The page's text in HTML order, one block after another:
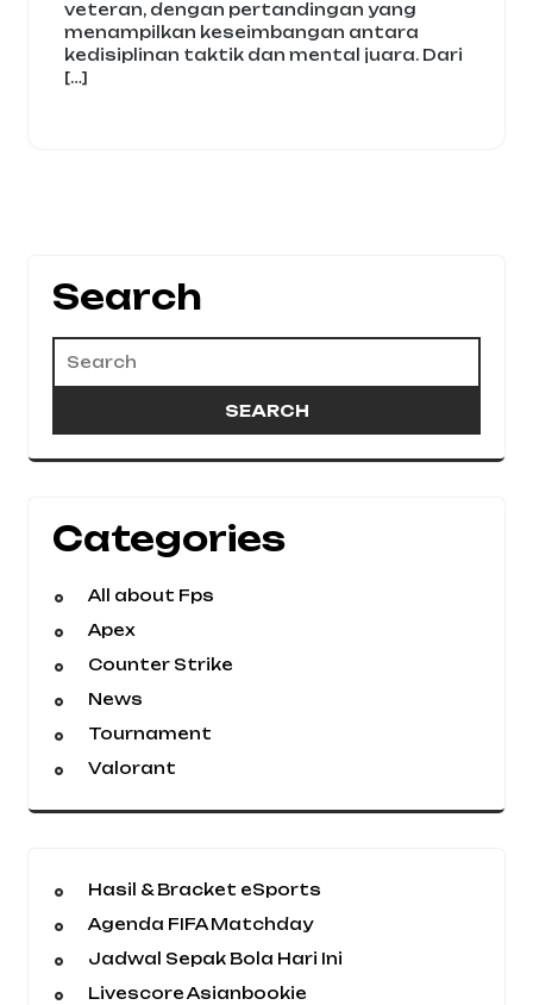
veteran, dengan pertandingan yang
menampilkan keseimbangan antara
kedisiplinan taktik dan mental juara. Dari
[…]
Search
Categories
All about Fps
Apex
Counter Strike
News
Tournament
Valorant
Hasil & Bracket eSports
Agenda FIFA Matchday
Jadwal Sepak Bola Hari Ini
Livescore Asianbookie